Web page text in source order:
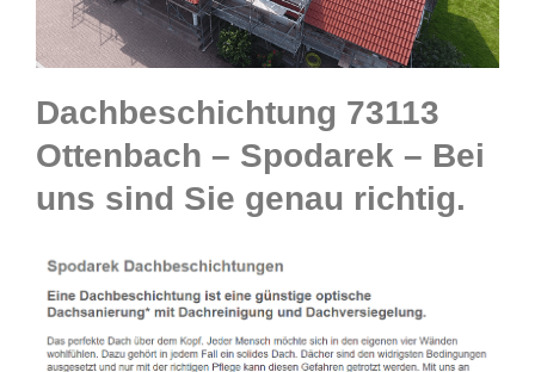
Dachbeschichtung 73113
Ottenbach – Spodarek – Bei
uns sind Sie genau richtig.